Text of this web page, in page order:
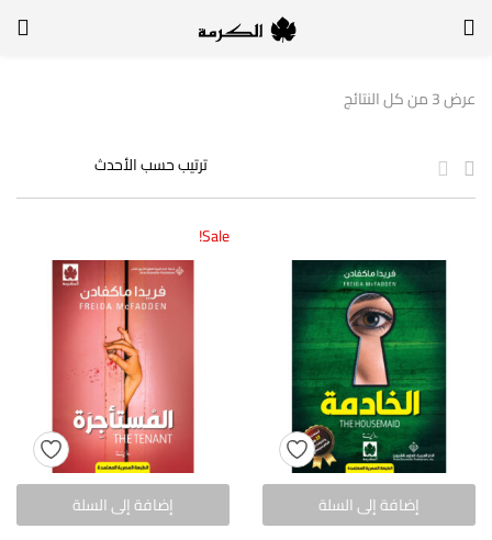
لتسجيل الدخول, أدخل اسم المستخدم وكلمة السر
تذكر بياناتي
عرض ⁦3⁩ من كل النتائج
إضافة إلى السلة
Sale!
إضافة إلى السلة